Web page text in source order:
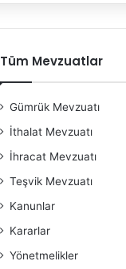
Tüm Mevzuatlar
Gümrük Mevzuatı
İthalat Mevzuatı
İhracat Mevzuatı
Teşvik Mevzuatı
Kanunlar
Kararlar
Yönetmelikler